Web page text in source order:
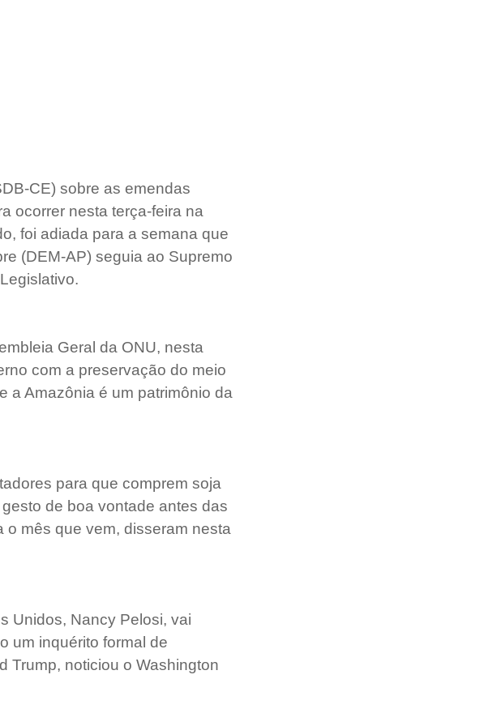
CE) sobre as emendas
ocorrer nesta terça-feira na
foi adiada para a semana que
(DEM-AP) seguia ao Supremo
Geral da ONU, nesta
com a preservação do meio
a Amazônia é um patrimônio da
para que comprem soja
de boa vontade antes das
mês que vem, disseram nesta
Unidos, Nancy Pelosi, vai
um inquérito formal de
Trump, noticiou o Washington